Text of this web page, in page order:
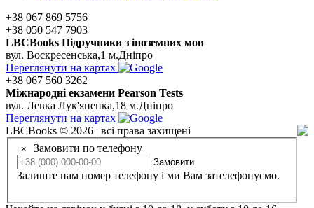
+38 067 869 5756
+38 050 547 7903
LBCBooks Підручники з іноземних мов
вул. Воскресенська,1 м.Дніпро
Переглянути на картах
+38 067 560 3262
Мiжнароднi екзамени Pearson Tests
вул. Левка Лук'яненка,18 м.Дніпро
Переглянути на картах
LBCBooks © 2026 | всі права захищені
× Замовити по телефону
Замовити
Залиште нам номер телефону і ми Вам зателефонуємо.